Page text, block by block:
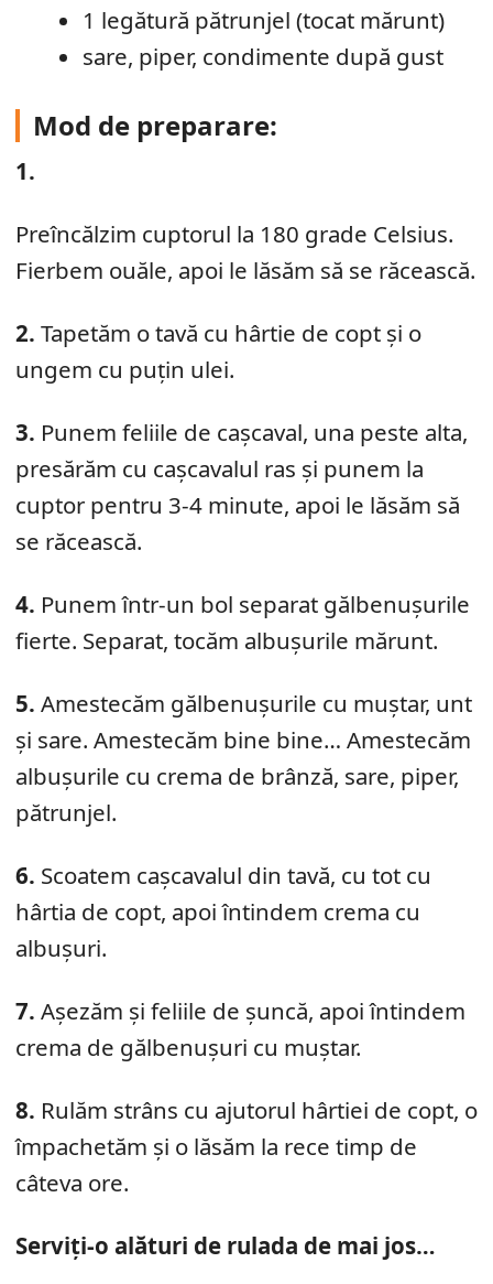
1 legătură pătrunjel (tocat mărunt)
sare, piper, condimente după gust
Mod de preparare:
1.
Preîncălzim cuptorul la 180 grade Celsius.
Fierbem ouăle, apoi le lăsăm să se răcească.
2. Tapetăm o tavă cu hârtie de copt și o
ungem cu puțin ulei.
3. Punem feliile de cașcaval, una peste alta,
presărăm cu cașcavalul ras și punem la
cuptor pentru 3-4 minute, apoi le lăsăm să
se răcească.
4. Punem într-un bol separat gălbenușurile
fierte. Separat, tocăm albușurile mărunt.
5. Amestecăm gălbenușurile cu muștar, unt
și sare. Amestecăm bine bine… Amestecăm
albușurile cu crema de brânză, sare, piper,
pătrunjel.
6. Scoatem cașcavalul din tavă, cu tot cu
hârtia de copt, apoi întindem crema cu
albușuri.
7. Așezăm și feliile de șuncă, apoi întindem
crema de gălbenușuri cu muștar.
8. Rulăm strâns cu ajutorul hârtiei de copt, o
împachetăm și o lăsăm la rece timp de
câteva ore.
Serviți-o alături de rulada de mai jos…